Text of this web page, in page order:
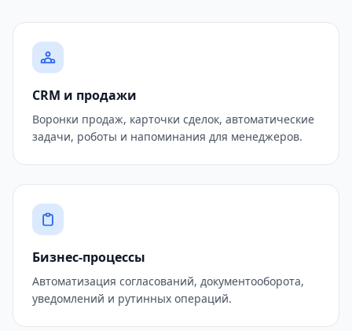
CRM и продажи
Воронки продаж, карточки сделок, автоматические
задачи, роботы и напоминания для менеджеров.
Бизнес-процессы
Автоматизация согласований, документооборота,
уведомлений и рутинных операций.